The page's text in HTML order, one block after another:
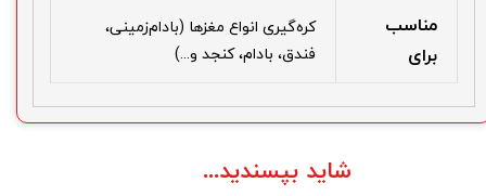
مناسب
برای
کره‌گیری انواع مغزها (بادام‌زمینی،
فندق، بادام، کنجد و...)
شاید بپسندید...